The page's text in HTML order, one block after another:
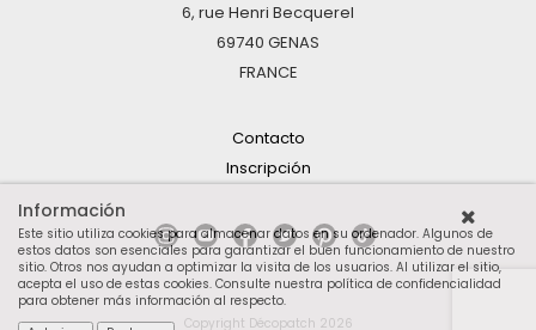
6, rue Henri Becquerel
69740 GENAS
FRANCE
Contacto
Inscripción
Copyright Décopatch 2026
Información
Este sitio utiliza cookies para almacenar datos en su ordenador. Algunos de
estos datos son esenciales para garantizar el buen funcionamiento de nuestro
sitio. Otros nos ayudan a optimizar la visita de los usuarios. Al utilizar el sitio,
acepta el uso de estas cookies. Consulte nuestra política de confidencialidad
para obtener más información al respecto.